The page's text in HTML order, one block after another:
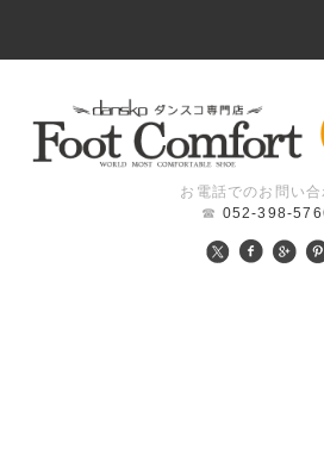
お電話でのお問い合
☎ 052-398-